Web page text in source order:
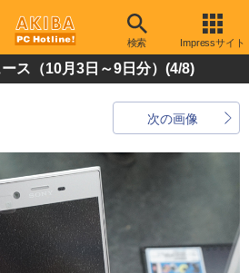
検索 Impressサイト
ス（10月3日～9日分） (4/8)
次の画像